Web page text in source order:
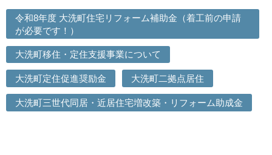
令和8年度 大洗町住宅リフォーム補助金（着工前の申請
が必要です！）
大洗町移住・定住支援事業について
大洗町定住促進奨励金 大洗町二拠点居住
大洗町三世代同居・近居住宅増改築・リフォーム助成金